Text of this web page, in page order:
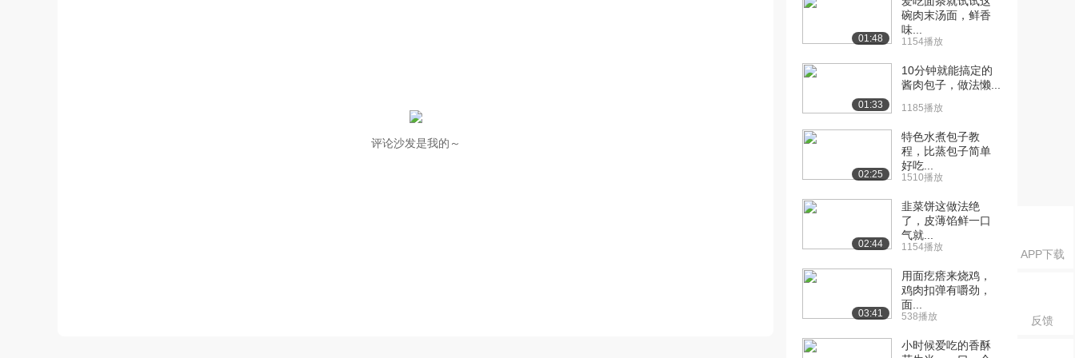
APP下载
反馈
评论沙发是我的～
01:48
碗肉末汤面，鲜香
味...
1154播放
01:33
10分钟就能搞定的
酱肉包子，做法懒...
1185播放
02:25
特色水煮包子教
程，比蒸包子简单
好吃...
1510播放
02:44
韭菜饼这做法绝
了，皮薄馅鲜一口
气就...
1154播放
03:41
用面疙瘩来烧鸡，
鸡肉扣弹有嚼劲，
面...
538播放
小时候爱吃的香酥